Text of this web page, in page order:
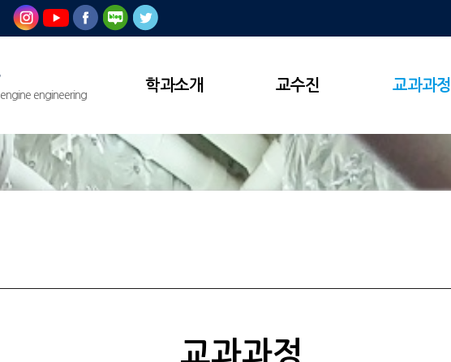
engineering
학과소개 교수진 교과과정
교과과정